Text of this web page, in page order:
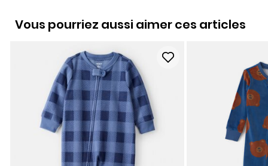
Vous pourriez aussi aimer ces articles